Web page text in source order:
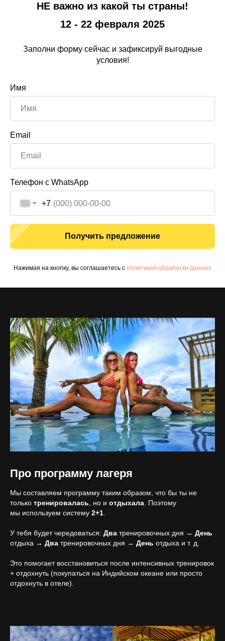
НЕ важно из какой ты страны!
12 - 22 февраля 2025
Заполни форму сейчас и зафиксируй выгодные
условия!
Имя
Email
Телефон с WhatsApp
+7
Получить предложение
Нажимая на кнопку, вы соглашаетесь с политикой обработки данных
Про программу лагеря
Мы составляем программу таким образом, что бы ты не
только тренировалась , но и отдыхала . Поэтому
мы используем систему 2+1
У тебя будет чередоваться: Два тренировочных дня → День
отдыха → Два тренировочных дня → День отдыха и т. д.
Это помогает восстановиться после интенсивных тренировок
+ отдохнуть (покупаться на Индийском океане или просто
отдохнуть в отеле).